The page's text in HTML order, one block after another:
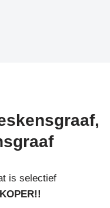
is selectief